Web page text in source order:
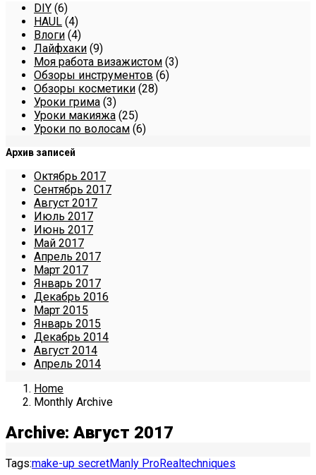
DIY (6)
HAUL (4)
Влоги (4)
Лайфхаки (9)
Моя работа визажистом (3)
Обзоры инструментов (6)
Обзоры косметики (28)
Уроки грима (3)
Уроки макияжа (25)
Уроки по волосам (6)
Архив записей
Октябрь 2017
Сентябрь 2017
Август 2017
Июль 2017
Июнь 2017
Май 2017
Апрель 2017
Март 2017
Январь 2017
Декабрь 2016
Март 2015
Январь 2015
Декабрь 2014
Август 2014
Апрель 2014
Home
Monthly Archive
Archive: Август 2017
Tags:make-up secretManly ProRealtechniques